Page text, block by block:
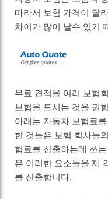
따라서 보험 가격이 달
차이가 많이 날수 있기
무료 견적을 여러 보험
보험을 드시는 것을 권
아래는 자동차 보험료
한 것들은 보험 회사들
험료를 산출하는데 쓰
은 이러한 요소들을 제
를 산출합니다.